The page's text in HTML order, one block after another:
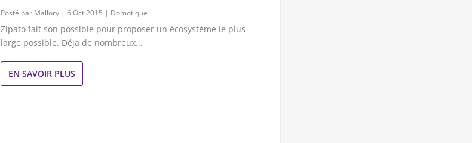
Posté par Mallory |6 Oct 2015 | Domotique
Zipato fait son possible pour proposer un écosystème le plus
large possible. Déja de nombreux...
EN SAVOIR PLUS